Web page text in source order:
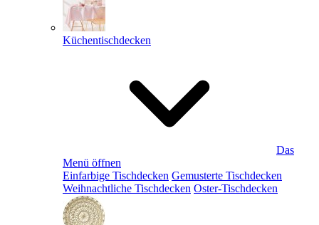
Küchentischdecken
Das
Menü öffnen
Einfarbige Tischdecken Gemusterte Tischdecken
Weihnachtliche Tischdecken Oster-Tischdecken